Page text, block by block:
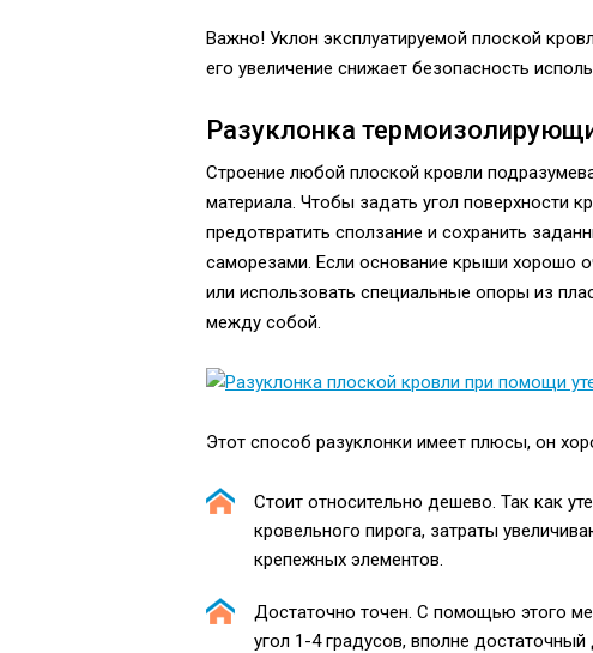
Важно! Уклон эксплуатируемой плоской
его увеличение снижает безопасность
Разуклонка
Строение любой плоской кровли
материала. Чтобы задать угол поверхности
предотвратить сползание и сохранить
саморезами. Если основание крыши хорошо
или использовать специальные опоры из
между собой.
Этот способ разуклонки имеет плюсы, он
Стоит относительно дешево. Так как
кровельного пирога, затраты
крепежных элементов.
Достаточно точен. С помощью этого
угол 1-4 градусов, вполне